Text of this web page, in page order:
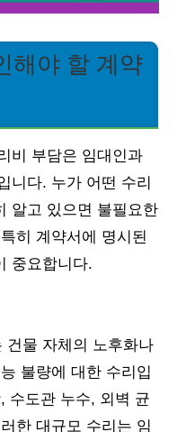
해야 할 계약
비 부담은 임대인과
니다. 누가 어떤 수리
알고 있으면 불필요한
히 계약서에 명시된
중요합니다.
건물 자체의 노후화나
불량에 대한 수리입
수도관 누수, 외벽 균
한 대규모 수리는 임